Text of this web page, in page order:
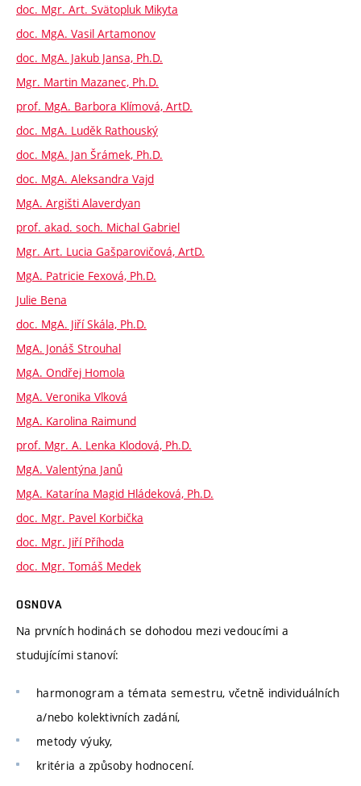
doc. Mgr. Art. Svätopluk Mikyta
doc. MgA. Vasil Artamonov
doc. MgA. Jakub Jansa, Ph.D.
Mgr. Martin Mazanec, Ph.D.
prof. MgA. Barbora Klímová, ArtD.
doc. MgA. Luděk Rathouský
doc. MgA. Jan Šrámek, Ph.D.
doc. MgA. Aleksandra Vajd
MgA. Argišti Alaverdyan
prof. akad. soch. Michal Gabriel
Mgr. Art. Lucia Gašparovičová, ArtD.
MgA. Patricie Fexová, Ph.D.
Julie Bena
doc. MgA. Jiří Skála, Ph.D.
MgA. Jonáš Strouhal
MgA. Ondřej Homola
MgA. Veronika Vlková
MgA. Karolina Raimund
prof. Mgr. A. Lenka Klodová, Ph.D.
MgA. Valentýna Janů
MgA. Katarína Magid Hládeková, Ph.D.
doc. Mgr. Pavel Korbička
doc. Mgr. Jiří Příhoda
doc. Mgr. Tomáš Medek
OSNOVA
Na prvních hodinách se dohodou mezi vedoucími a
studujícími stanoví:
harmonogram a témata semestru, včetně individuálních
a/nebo kolektivních zadání,
metody výuky,
kritéria a způsoby hodnocení.